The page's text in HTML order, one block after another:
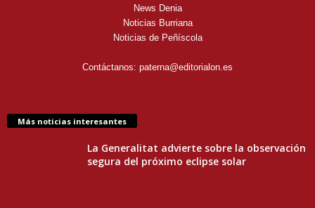
News Denia
Noticias Burriana
Noticias de Peñíscola
Contáctanos: paterna@editorialon.es
Más noticias interesantes
La Generalitat advierte sobre la observación
segura del próximo eclipse solar